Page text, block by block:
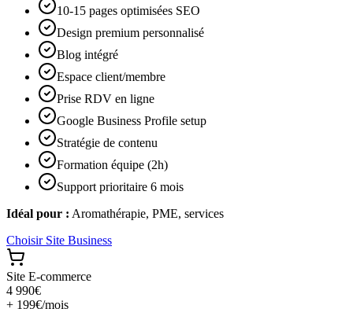
10-15 pages optimisées SEO
Design premium personnalisé
Blog intégré
Espace client/membre
Prise RDV en ligne
Google Business Profile setup
Stratégie de contenu
Formation équipe (2h)
Support prioritaire 6 mois
Idéal pour : Aromathérapie, PME, services
Choisir Site Business
Site E-commerce
4 990€
+ 199€/mois